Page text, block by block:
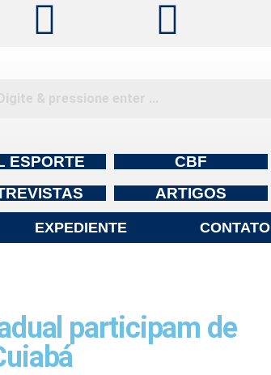
ESPORTE CBF
ARTIGOS
EXPEDIENTE CONTATO
participam de